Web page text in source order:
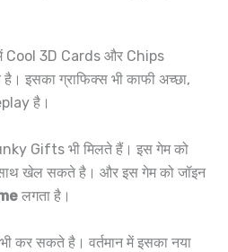
Cool 3D Cards और Chips
इसका ग्राफिक्स भी काफी अच्छा,
है।
Gifts भी मिलते हैं। इस गेम को
खेल सकते है। और इस गेम को जॉइन
लगता है।
कर सकते है। वर्तमान में इसका नया